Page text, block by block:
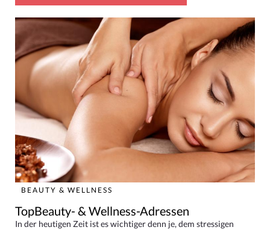
BEAUTY & WELLNESS
TopBeauty- & Wellness-Adressen
In der heutigen Zeit ist es wichtiger denn je, dem stressigen